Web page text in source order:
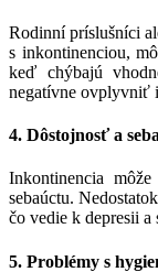
Rodinní príslušníci
s inkontinenciou,
keď chýbajú
negatívne ovplyvniť
4. Dôstojnosť a
Inkontinencia
sebaúctu.
čo vedie k depresii
5. Problémy s